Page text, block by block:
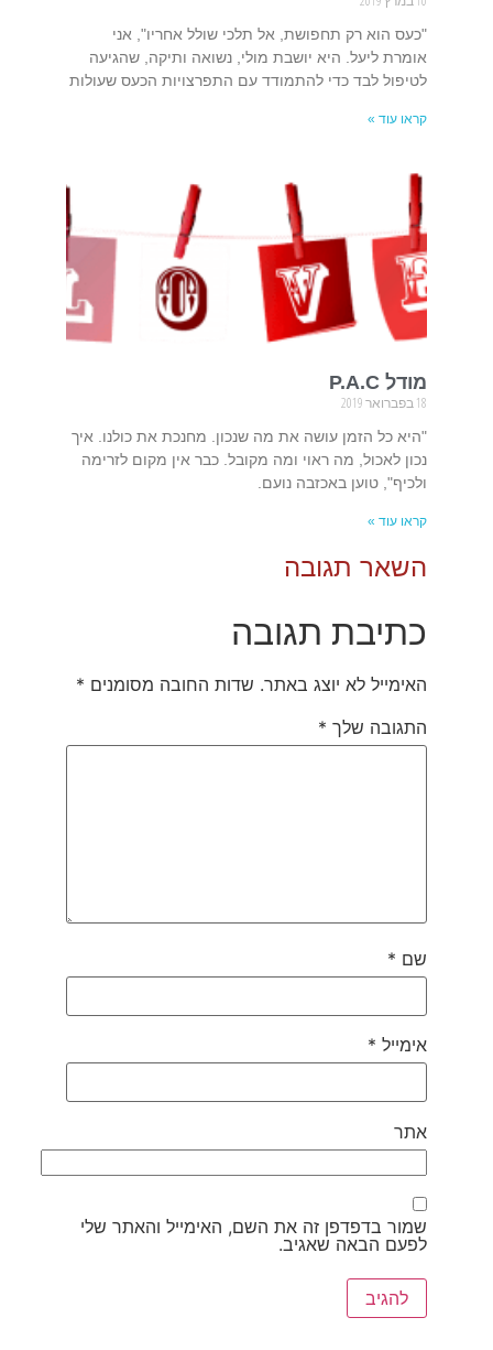
"כעס הוא רק תחפושת, אל תלכי שולל אחריו", אני
אומרת ליעל. היא יושבת מולי, נשואה ותיקה, שהגיעה
לטיפול לבד כדי להתמודד עם התפרצויות הכעס שעולות
קראו עוד »
מודל P.A.C
18 בפברואר 2019
"היא כל הזמן עושה את מה שנכון. מחנכת את כולנו. איך
נכון לאכול, מה ראוי ומה מקובל. כבר אין מקום לזרימה
ולכיף", טוען באכזבה נועם.
קראו עוד »
השאר תגובה
כתיבת תגובה
האימייל לא יוצג באתר. שדות החובה מסומנים *
התגובה שלך *
שם *
אימייל *
אתר
שמור בדפדפן זה את השם, האימייל והאתר שלי
לפעם הבאה שאגיב.